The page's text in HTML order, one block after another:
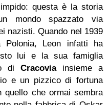
questa è la storia
mondo spazzato via
nazisti. Quando nel 1939
Polonia, Leon infatti ha
lui e la sua famiglia
di Cracoviainsieme a
e un pizzico di fortuna
quello che ormai sembra